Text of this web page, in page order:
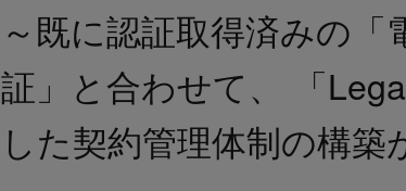
～既に認証取得済みの
証」と合わせて、 「
した契約管理体制の構築